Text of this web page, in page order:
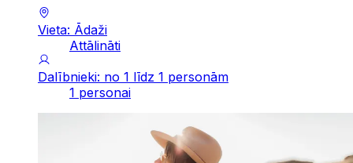
Vieta: Ādaži
Attālināti
Dalībnieki: no 1 līdz 1 personām
1 personai